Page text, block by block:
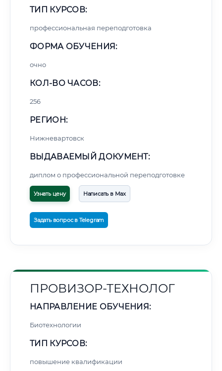
ТИП КУРСОВ:
профессиональная переподготовка
ФОРМА ОБУЧЕНИЯ:
очно
КОЛ-ВО ЧАСОВ:
256
РЕГИОН:
Нижневартовск
ВЫДАВАЕМЫЙ ДОКУМЕНТ:
диплом о профессиональной переподготовке
Узнать цену Написать в Max
Задать вопрос в Telegram
ПРОВИЗОР-ТЕХНОЛОГ
НАПРАВЛЕНИЕ ОБУЧЕНИЯ:
Биотехнологии
ТИП КУРСОВ:
повышение квалификации